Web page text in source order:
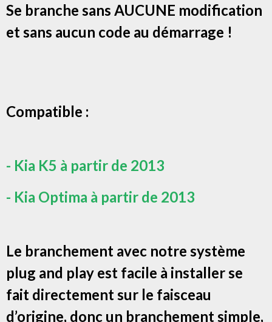
Se branche sans AUCUNE modification
et sans aucun code au démarrage !
Compatible :
- Kia K5 à partir de 2013
- Kia Optima à partir de 2013
Le branchement avec notre système
plug and play est facile à installer se
fait directement sur le faisceau
d’origine, donc un branchement simple,